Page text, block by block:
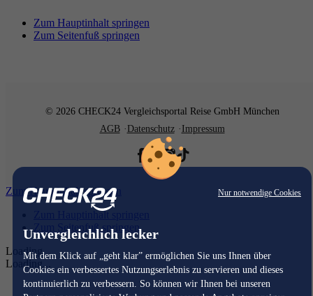
Nur notwendige Cookies
Unvergleichlich lecker
Mit dem Klick auf „geht klar” ermöglichen Sie uns Ihnen über
Cookies ein verbessertes Nutzungserlebnis zu servieren und dieses
kontinuierlich zu verbessern. So können wir Ihnen bei unseren
Zum Hauptinhalt springen
Zum Seitenfuß springen
© 2026 CHECK24 Vergleichsportal Reise GmbH München
AGB
Datenschutz Impressum
Zum Hauptinhalt springen
Zum Hauptinhalt springen
Zum Seitenfuß springen
Loading...
Loading...